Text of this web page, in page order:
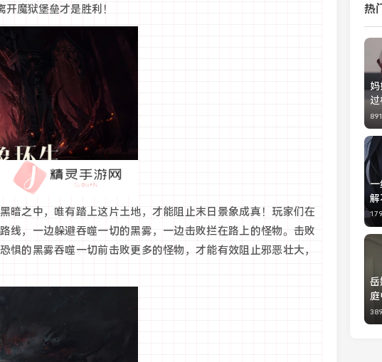
魔狱堡垒才是胜利！
暗之中，唯有踏上这片土地，才能阻止末日景象成真！玩家们在
线，一边躲避吞噬一切的黑雾，一边击败拦在路上的怪物。击败
惧的黑雾吞噬一切前击败更多的怪物，才能有效阻止邪恶壮大，
热
过
一
解
岳
庭